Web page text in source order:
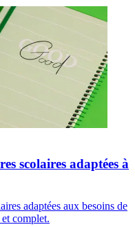
scolaires adaptées à
adaptées aux besoins de
complet.